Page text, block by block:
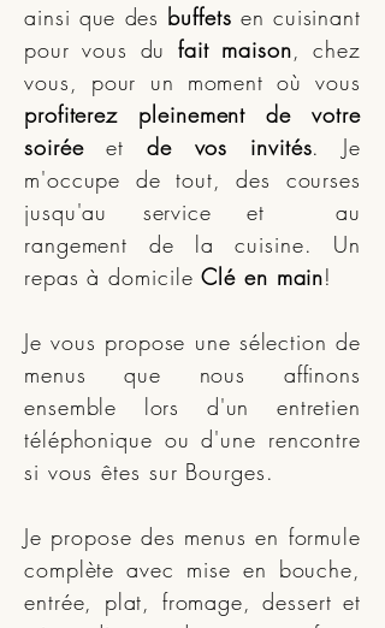
ainsi que des buffets en cuisinant
pour vous dufait maison, chez
vous, pour un moment où vous
profiterez pleinement de votre
soiréeet de vos invités. Je
m'occupe de tout, des courses
jusqu'au service et au
rangement de la cuisine. Un
repas à domicileClé en main!
Je vous propose une sélection de
menus que nous affinons
ensemble lors d'un entretien
téléphonique ou d'une rencontre
si vous êtes sur Bourges.
Je propose des menus en formule
complète avec mise en bouche,
entrée, plat, fromage, dessert et